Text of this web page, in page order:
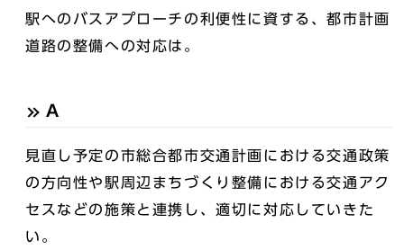
駅へのバスアプローチの利便性に資する、都市計画
道路の整備への対応は。
A
見直し予定の市総合都市交通計画における交通政策
の方向性や駅周辺まちづくり整備における交通アク
セスなどの施策と連携し、適切に対応していきた
い。